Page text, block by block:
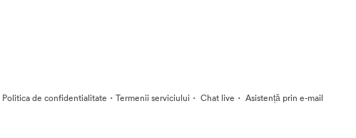
Politica de confidentialitate · Termenii serviciului · Chat live · Asistență prin e-mail